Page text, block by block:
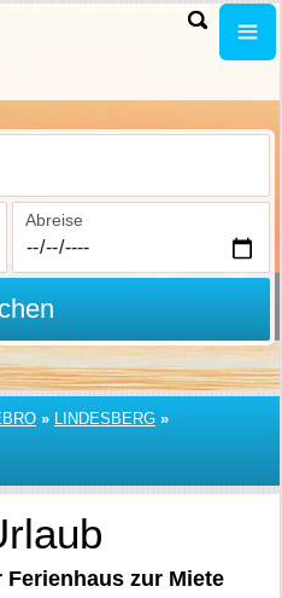
Abreise
» LINDESBERG »
zur Miete